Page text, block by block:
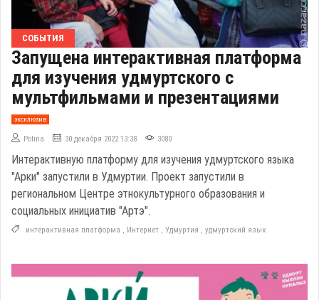
СОБЫТИЯ
Запущена интерактивная платформа
для изучения удмуртского с
мультфильмами и презентациями
эксклюзив
Polina 30 декабря 2022 13:38 3080
Интерактивную платформу для изучения удмуртского языка
"Арки" запустили в Удмуртии. Проект запустили в
региональном Центре этнокультурного образования и
социальных инициатив "Артэ".
интерактивная платформа , Интернет , Удмуртия , удмуртский язык